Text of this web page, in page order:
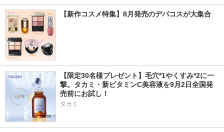
【新作コスメ特集】8月発売のデパコスが大集合
【限定30名様プレゼント】毛穴*1やくすみ*2に一
撃。タカミ・新ビタミンC美容液を9月2日全国発
売前にお試し！
タカミ